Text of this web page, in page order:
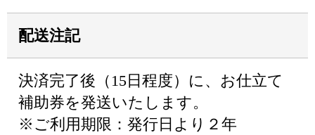
配送注記
決済完了後（15日程度）に、お仕立て
補助券を発送いたします。
※ご利用期限：発行日より２年